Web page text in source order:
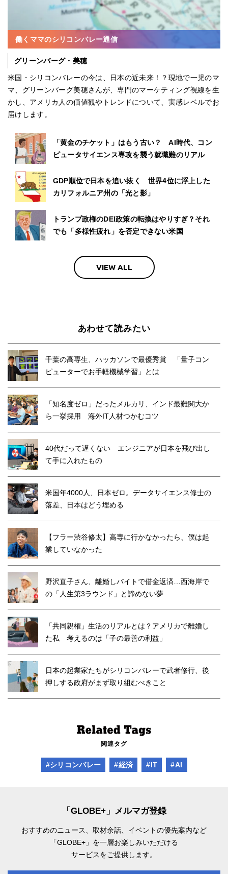
働くママのシリコンバレー通信
グリーンバーグ・美穂
米国・シリコンバレーの今は、日本の近未来！？現地で一児のマ
マ、グリーンバーグ美穂さんが、専門のマーケティング視線を生
かし、アメリカ人の価値観やトレンドについて、実感レベルでお
届けします。
「黄金のチケット」はもう古い？ AI時代、コン
ピュータサイエンス専攻を襲う就職難のリアル
GDP順位で日本を追い抜く 世界4位に浮上した
カリフォルニア州の「光と影」
トランプ政権のDEI政策の転換はやりすぎ？それ
でも「多様性疲れ」を否定できない米国
VIEW ALL
あわせて読みたい
千葉の高専生、ハッカソンで最優秀賞 「量子コン
ピューターでお手軽機械学習」とは
「知名度ゼロ」だったメルカリ、インド最難関大か
ら一挙採用 海外IT人材つかむコツ
40代だって遅くない エンジニアが日本を飛び出し
て手に入れたもの
米国年4000人、日本ゼロ。データサイエンス修士の
落差、日本はどう埋める
【フラー渋谷修太】高専に行かなかったら、僕は起
業していなかった
野沢直子さん、離婚しバイトで借金返済…西海岸で
の「人生第3ラウンド」と諦めない夢
「共同親権」生活のリアルとは？アメリカで離婚し
た私 考えるのは「子の最善の利益」
日本の起業家たちがシリコンバレーで武者修行、後
押しする政府がまず取り組むべきこと
関連タグ
#シリコンバレー #経済 #IT #AI
「GLOBE+」メルマガ登録
おすすめのニュース、取材余話、 イベントの優先案内など
「GLOBE+」を一層お楽しみいただける
サービスをご提供します。